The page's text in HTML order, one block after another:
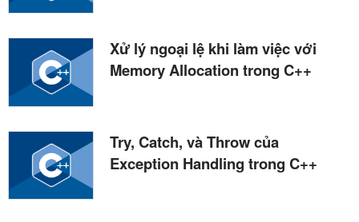
Xử lý ngoại lệ khi làm việc với
Memory Allocation trong C++
Try, Catch, và Throw của
Exception Handling trong C++